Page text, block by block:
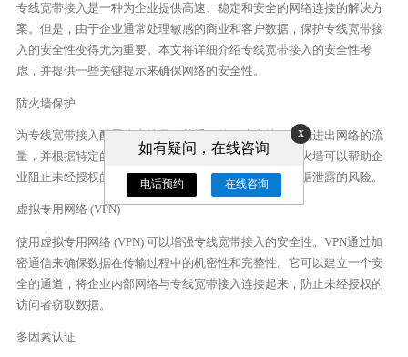
专线宽带接入 是一种为企业提供高速、稳定和安全的网络连接的解决方
案。但是，由于企业通常处理敏感的商业和客户数据，保护专线宽带接
入 的安全性变得尤为重要。本文将详细介绍专线宽带接入 的安全性考
虑，并提供一些关键提示来确保网络的安全性。
防火墙保护
为专线宽带接入配置防火墙是至关重要的。防火墙可过滤进出网络的流
量，并根据特定的规则和策略阻止潜在的威胁。配置防火墙可以帮助企
业阻止未经授权的访问，并保护网络免受恶意攻击和数据泄露的风险。
虚拟专用网络 (VPN)
使用虚拟专用网络 (VPN) 可以增强专线宽带接入 的安全性。VPN通过加
密通信来确保数据在传输过程中的机密性和完整性。它可以建立一个安
全的通道，将企业内部网络与专线宽带接入连接起来，防止未经授权的
访问者窃取数据。
多因素认证
x
如有疑问，在线咨询
电话预约 在线咨询